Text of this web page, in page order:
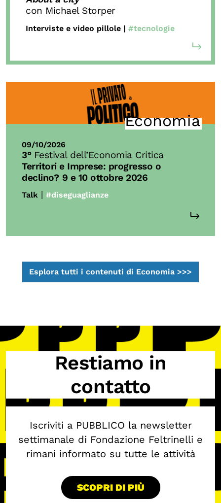
con Michael Storper
Interviste e video pillole | #tecnologie
Economia
09/10/2026
3° Festival dell’Economia Critica
Territori e Imprese: progresso o
declino? 9 e 10 ottobre 2026
Talk | #diseguaglianze
Esplora tutti i contenuti di Economia >>>
Restiamo in
contatto
Iscriviti a PUBBLICO la newsletter
settimanale di Fondazione Feltrinelli e
rimani informato su tutte le attività
SCOPRI DI PIÙ